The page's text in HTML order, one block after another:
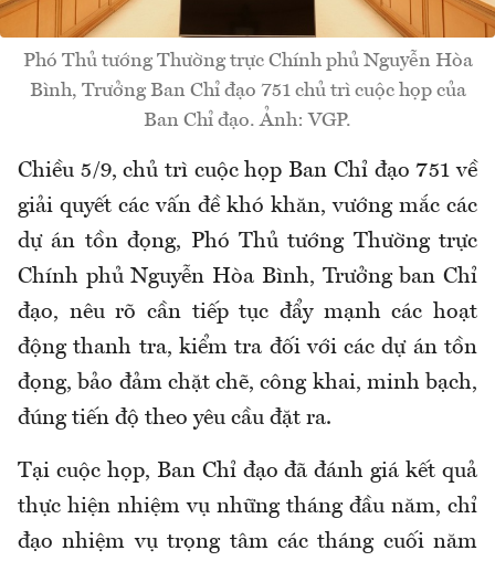
Phó Thủ tướng Thường trực Chính phủ Nguyễn Hòa
Bình, Trưởng Ban Chỉ đạo 751 chủ trì cuộc họp của
Ban Chỉ đạo. Ảnh: VGP.
Chiều 5/9, chủ trì cuộc họp Ban Chỉ đạo 751 về
giải quyết các vấn đề khó khăn, vướng mắc các
dự án tồn đọng, Phó Thủ tướng Thường trực
Chính phủ Nguyễn Hòa Bình, Trưởng ban Chỉ
đạo, nêu rõ cần tiếp tục đẩy mạnh các hoạt
động thanh tra, kiểm tra đối với các dự án tồn
đọng, bảo đảm chặt chẽ, công khai, minh bạch,
đúng tiến độ theo yêu cầu đặt ra.
Tại cuộc họp, Ban Chỉ đạo đã đánh giá kết quả
thực hiện nhiệm vụ những tháng đầu năm, chỉ
đạo nhiệm vụ trọng tâm các tháng cuối năm